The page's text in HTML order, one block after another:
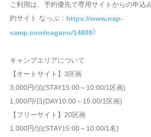
ご利用は、予約優先で専用サイトからの申込
約サイト なっぷ： https://www.nap-
camp.com/nagano/14809》
キャンプエリアについて
【オートサイト】3区画
3,000円/泊(STAY15:00～10:00/1区画)
1,000円/日(DAY10:00～15:00/1区画)
【フリーサイト】20区画
1,000円/泊(STAY15:00～10:00/1名)